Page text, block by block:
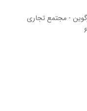
- مجتمع تجاری